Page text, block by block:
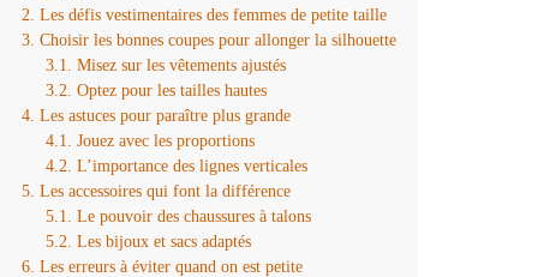
Les défis vestimentaires des femmes de petite taille
Choisir les bonnes coupes pour allonger la silhouette
Misez sur les vêtements ajustés
Optez pour les tailles hautes
Les astuces pour paraître plus grande
Jouez avec les proportions
L’importance des lignes verticales
Les accessoires qui font la différence
Le pouvoir des chaussures à talons
Les bijoux et sacs adaptés
Les erreurs à éviter quand on est petite